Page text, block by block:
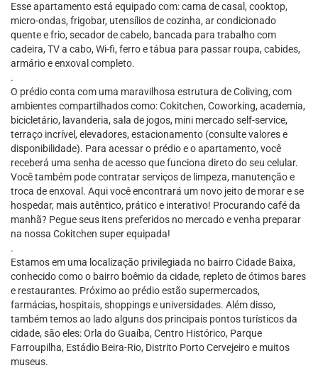
Esse apartamento está equipado com: cama de casal, cooktop,
micro-ondas, frigobar, utensílios de cozinha, ar condicionado
quente e frio, secador de cabelo, bancada para trabalho com
cadeira, TV a cabo, Wi-fi, ferro e tábua para passar roupa, cabides,
armário e enxoval completo.
.
O prédio conta com uma maravilhosa estrutura de Coliving, com
ambientes compartilhados como: Cokitchen, Coworking, academia,
bicicletário, lavanderia, sala de jogos, mini mercado self-service,
terraço incrível, elevadores, estacionamento (consulte valores e
disponibilidade). Para acessar o prédio e o apartamento, você
receberá uma senha de acesso que funciona direto do seu celular.
Você também pode contratar serviços de limpeza, manutenção e
troca de enxoval. Aqui você encontrará um novo jeito de morar e se
hospedar, mais autêntico, prático e interativo! Procurando café da
manhã? Pegue seus itens preferidos no mercado e venha preparar
na nossa Cokitchen super equipada!
.
Estamos em uma localização privilegiada no bairro Cidade Baixa,
conhecido como o bairro boêmio da cidade, repleto de ótimos bares
e restaurantes. Próximo ao prédio estão supermercados,
farmácias, hospitais, shoppings e universidades. Além disso,
também temos ao lado alguns dos principais pontos turísticos da
cidade, são eles: Orla do Guaíba, Centro Histórico, Parque
Farroupilha, Estádio Beira-Rio, Distrito Porto Cervejeiro e muitos
museus.